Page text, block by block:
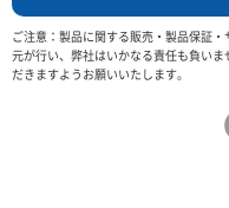
ご注意：製品に関する販売・製品保証
元が行い、弊社はいかなる責任も負い
だきますようお願いいたします。